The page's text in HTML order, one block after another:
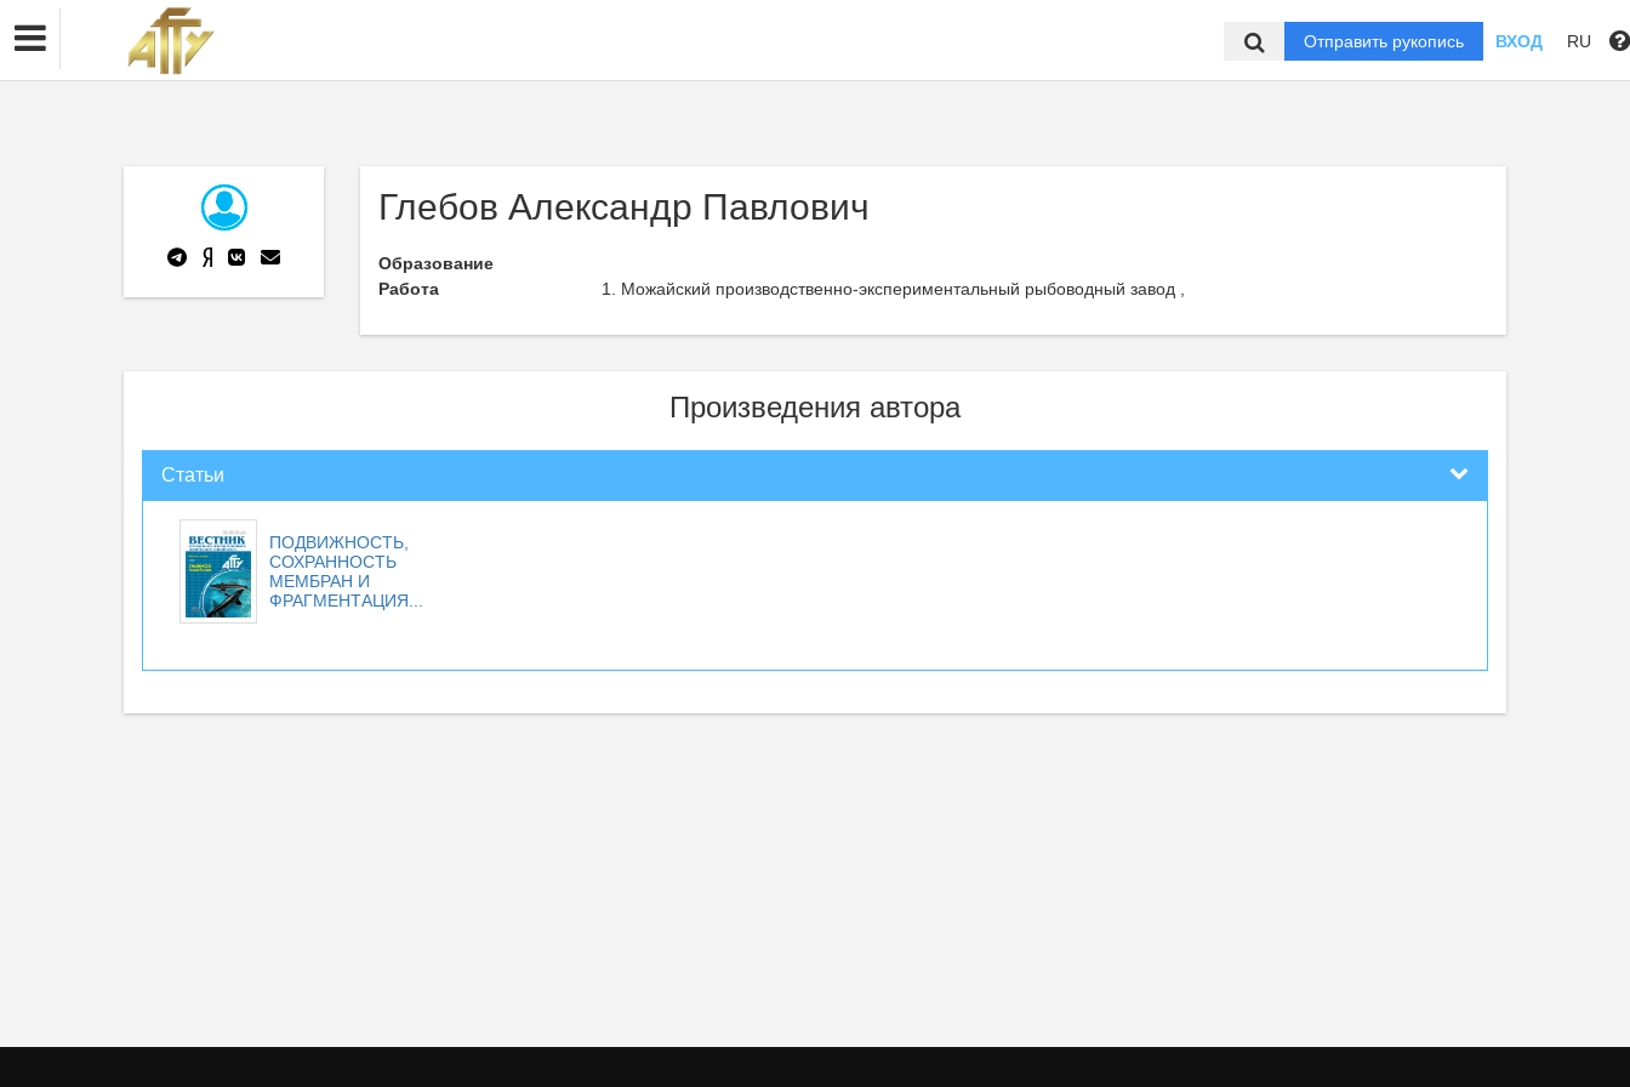
Отправить рукопись ВХОД RU
Глебов Александр Павлович
Образование
Работа
Можайский производственно-экспериментальный рыбоводный завод ,
Произведения автора
Статьи
ПОДВИЖНОСТЬ,
СОХРАННОСТЬ
МЕМБРАН И
ФРАГМЕНТАЦИЯ...